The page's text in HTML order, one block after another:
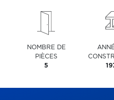
NOMBRE DE
PIÈCES
5